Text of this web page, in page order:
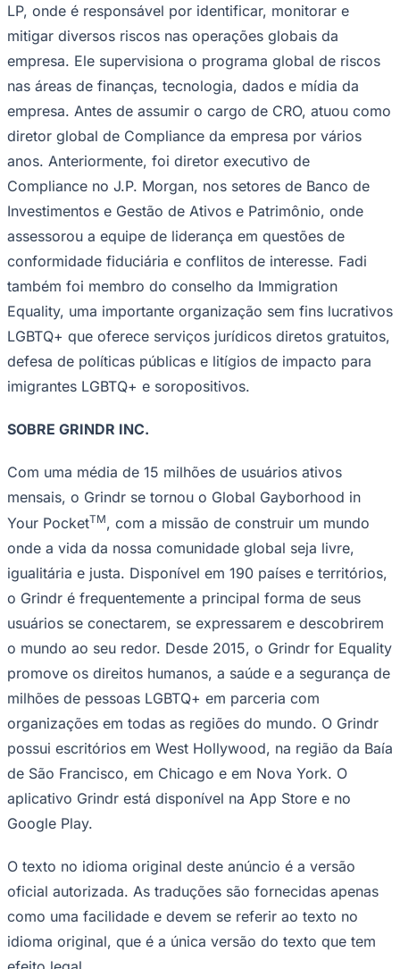
Flamengo
LP, onde é responsável por identificar, monitorar e
mitigar diversos riscos nas operações globais da
empresa. Ele supervisiona o programa global de riscos
nas áreas de finanças, tecnologia, dados e mídia da
empresa. Antes de assumir o cargo de CRO, atuou como
diretor global de Compliance da empresa por vários
anos. Anteriormente, foi diretor executivo de
Compliance no J.P. Morgan, nos setores de Banco de
Investimentos e Gestão de Ativos e Patrimônio, onde
assessorou a equipe de liderança em questões de
conformidade fiduciária e conflitos de interesse. Fadi
também foi membro do conselho da Immigration
Equality, uma importante organização sem fins lucrativos
LGBTQ+ que oferece serviços jurídicos diretos gratuitos,
defesa de políticas públicas e litígios de impacto para
imigrantes LGBTQ+ e soropositivos.
SOBRE GRINDR INC.
Com uma média de 15 milhões de usuários ativos
mensais, o Grindr se tornou o Global Gayborhood in
Your PocketTM, com a missão de construir um mundo
onde a vida da nossa comunidade global seja livre,
igualitária e justa. Disponível em 190 países e territórios,
o Grindr é frequentemente a principal forma de seus
usuários se conectarem, se expressarem e descobrirem
o mundo ao seu redor. Desde 2015, o Grindr for Equality
promove os direitos humanos, a saúde e a segurança de
milhões de pessoas LGBTQ+ em parceria com
organizações em todas as regiões do mundo. O Grindr
possui escritórios em West Hollywood, na região da Baía
de São Francisco, em Chicago e em Nova York. O
aplicativo Grindr está disponível na App Store e no
Google Play.
O texto no idioma original deste anúncio é a versão
oficial autorizada. As traduções são fornecidas apenas
como uma facilidade e devem se referir ao texto no
idioma original, que é a única versão do texto que tem